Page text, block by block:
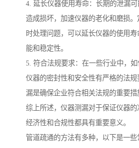
4. 延长仪器使用寿命：长期的泄漏
造成损坏，加速仪器的老化和磨损
时处理问题，可以延长仪器的使用
能和稳定性。
5. 符合法规要求：在一些行业中，
仪器的密封性和安全性有严格的法规
漏是确保企业符合相关法规的重要措
综上所述，仪器测漏对于保证仪器的
经济性和合规性都具有重要意义。
管道疏通的方法有多种，以下是一些